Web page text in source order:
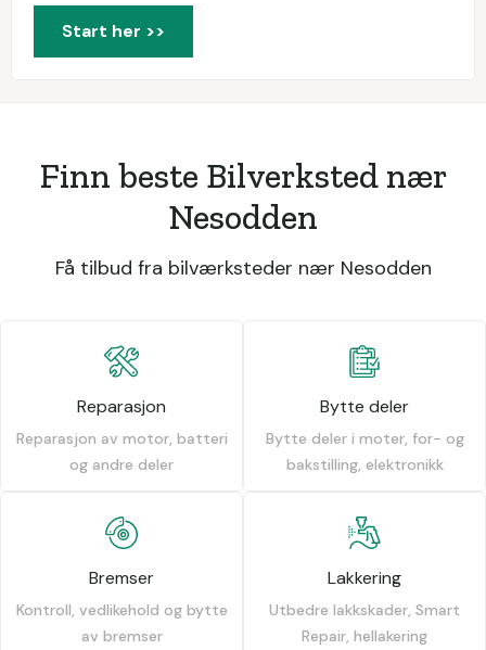
Start her >>
Finn beste Bilverksted nær
Nesodden
Få tilbud fra bilværksteder nær Nesodden
Reparasjon
Reparasjon av motor, batteri
og andre deler
Bytte deler
Bytte deler i moter, for- og
bakstilling, elektronikk
Bremser
Kontroll, vedlikehold og bytte
av bremser
Lakkering
Utbedre lakkskader, Smart
Repair, hellakering